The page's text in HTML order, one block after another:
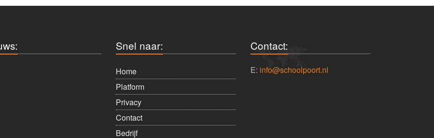
Snel naar:
Home
Platform
Privacy
Contact
Bedrijf
Contact:
E: info@schoolpoort.nl